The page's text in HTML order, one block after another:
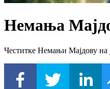
Немања
Честитке Немањи Мајдову на